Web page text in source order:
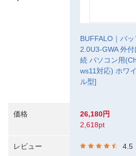
価格
レビュー
BUFFALO｜バ
2.0U3-GWA 外
続 パソコン用
ws11対応) ホワ
ル型]
26,180円
2,618pt
4.5